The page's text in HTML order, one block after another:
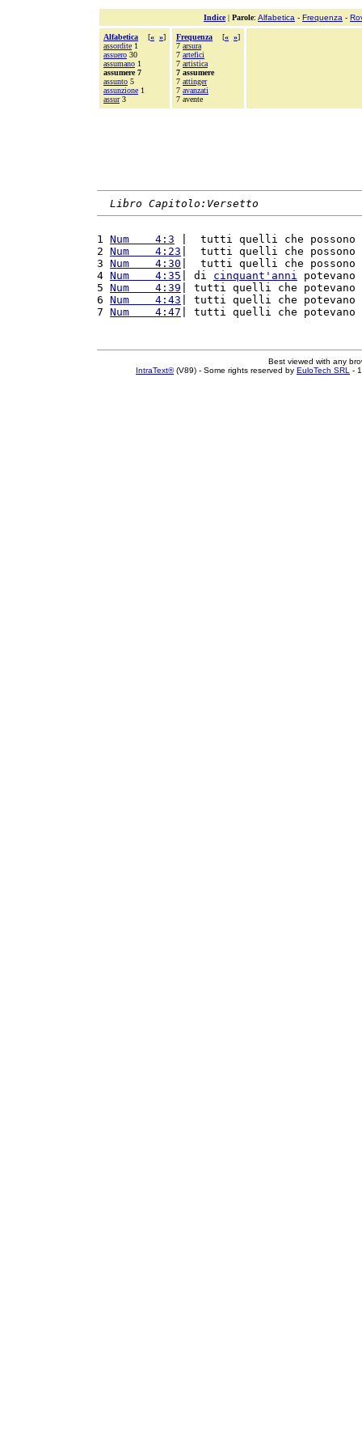
Indice| Parole: Alfabetica - Frequenza -
Alfabetica [« »]
assordite 1
assuero 30
assumano 1
assumere 7
assunto 5
assunzione 1
assur3
Frequenza [« »]
7 arsura
7 artefici
7 artistica
7 assumere
7 attinger
7 avanzati
7 avente
Libro Capitolo:Versetto
1 Num    4:3 |  tutti quelli che possono
2 Num    4:23 |  tutti quelli che possono
3 Num    4:30 |  tutti quelli che possono
4 Num    4:35 | di cinquant' anni potevano
5 Num    4:39 | tutti quelli che potevano
6 Num    4:43 | tutti quelli che potevano
7 Num    4:47 | tutti quelli che potevano
Best viewed with any
IntraText®(V89) - Some rights reserved by EuloTech SRL -